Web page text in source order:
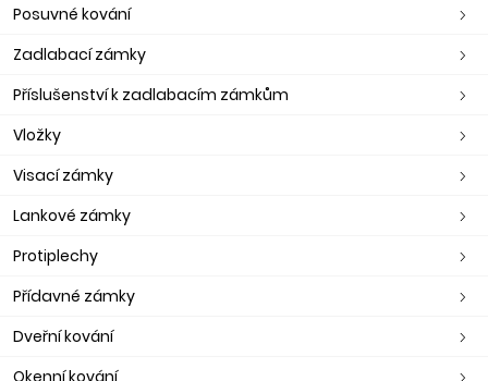
Posuvné kování
Zadlabací zámky
Příslušenství k zadlabacím zámkům
Vložky
Visací zámky
Lankové zámky
Protiplechy
Přídavné zámky
Dveřní kování